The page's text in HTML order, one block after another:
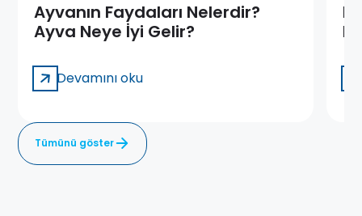
Ayvanın Faydaları Nelerdir?
Ayva Neye İyi Gelir?
Devamını oku
Tümünü göster